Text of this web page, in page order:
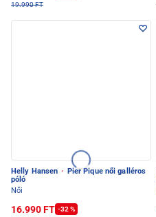
19.990 FT
Helly Hansen ·
Pier Pique női galléros
póló
Női
16.990 FT -32 %